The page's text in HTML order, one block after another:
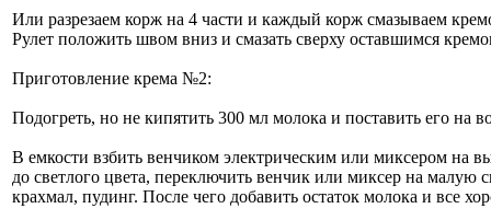
Или разрезаем корж на 4 части и каждый корж смазываем
Рулет положить швом вниз и смазать сверху оставшимся
Приготовление крема №2:
Подогреть, но не кипятить 300 мл молока и поставить его на
В емкости взбить венчиком электрическим или миксером на
до светлого цвета, переключить венчик или миксер на малую
крахмал, пудинг. После чего добавить остаток молока и все